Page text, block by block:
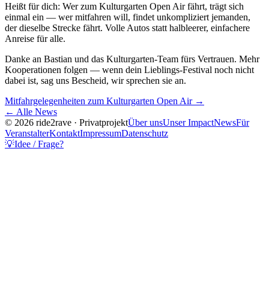
Heißt für dich: Wer zum Kulturgarten Open Air fährt, trägt sich
einmal ein — wer mitfahren will, findet unkompliziert jemanden,
der dieselbe Strecke fährt. Volle Autos statt halbleerer, einfachere
Anreise für alle.
Danke an Bastian und das Kulturgarten-Team fürs Vertrauen. Mehr
Kooperationen folgen — wenn dein Lieblings-Festival noch nicht
dabei ist, sag uns Bescheid, wir sprechen sie an.
Mitfahrgelegenheiten zum Kulturgarten Open Air →
← Alle News
© 2026 ride2rave · PrivatprojektÜber unsUnser ImpactNewsFür
VeranstalterKontaktImpressumDatenschutz
💡Idee / Frage?